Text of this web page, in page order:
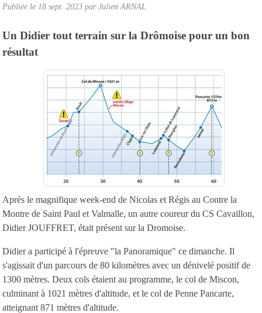
Publiée le 18 sept. 2023 par Julien ARNAL
Un Didier tout terrain sur la Drômoise pour un bon
résultat
Après le magnifique week-end de Nicolas et Régis au Contre la
Montre de Saint Paul et Valmalle, un autre coureur du CS Cavaillon,
Didier JOUFFRET, était présent sur la Dromoise.
Didier a participé à l'épreuve "la Panoramique" ce dimanche. Il
s'agissait d'un parcours de 80 kilomètres avec un dénivelé positif de
1300 mètres. Deux cols étaient au programme, le col de Miscon,
culminant à 1021 mètres d'altitude, et le col de Penne Pancarte,
atteignant 871 mètres d'altitude.